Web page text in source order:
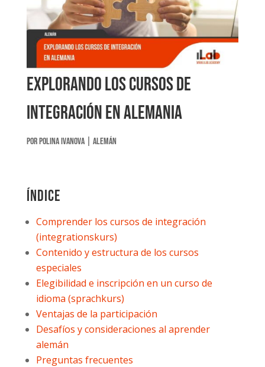
Explorando los cursos de
integración en Alemania
porPolina Ivanova| Alemán
Índice
Comprender los cursos de integración
(integrationskurs)
Contenido y estructura de los cursos
especiales
Elegibilidad e inscripción en un curso de
idioma (sprachkurs)
Ventajas de la participación
Desafíos y consideraciones al aprender
alemán
Preguntas frecuentes